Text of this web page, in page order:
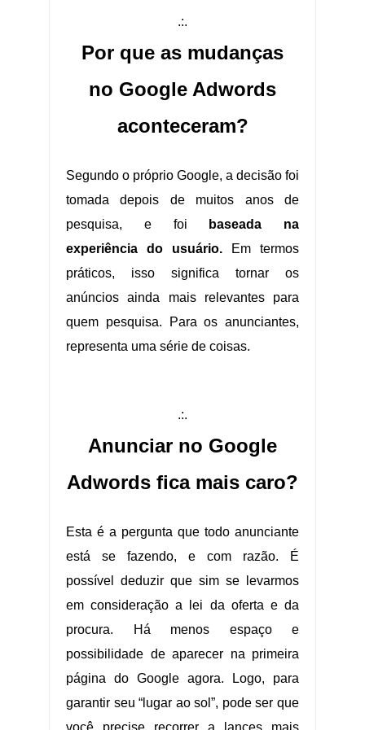
.:.
Por que as mudanças
no Google Adwords
aconteceram?
Segundo o próprio Google, a decisão foi
tomada depois de muitos anos de
pesquisa, e foi
baseada na
experiência do usuário. Em termos
práticos, isso significa tornar os
anúncios ainda mais relevantes para
quem pesquisa. Para os anunciantes,
representa uma série de coisas.
.:.
Anunciar no Google
Adwords fica mais caro?
Esta é a pergunta que todo anunciante
está se fazendo, e com razão. É
possível deduzir que sim se levarmos
em consideração a lei da oferta e da
procura. Há menos espaço e
possibilidade de aparecer na primeira
página do Google agora. Logo, para
garantir seu “lugar ao sol”, pode ser que
você precise recorrer a lances mais